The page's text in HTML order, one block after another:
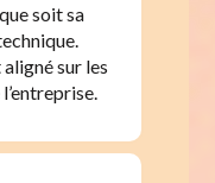
soit sa
sur les